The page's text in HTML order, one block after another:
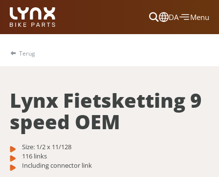
DA
Dansk
Nederlands
Menu
Terug
Lynx Fietsketting 9
speed OEM
Size: 1/2 x 11/128
116 links
Including connector link